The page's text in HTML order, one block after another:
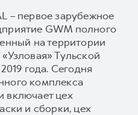
– первое зарубежное
GWM полного
на территории
Тульской
года. Сегодня
комплекса
включает цех
и сборки, цех